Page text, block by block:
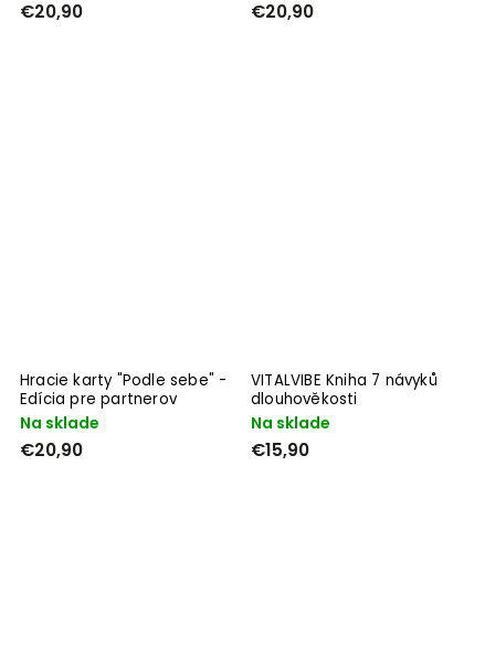
€20,90 €20,90
Hracie karty "Podle sebe" -
Edícia pre partnerov
Na sklade
€20,90
VITALVIBE Kniha 7 návyků
dlouhověkosti
Na sklade
€15,90